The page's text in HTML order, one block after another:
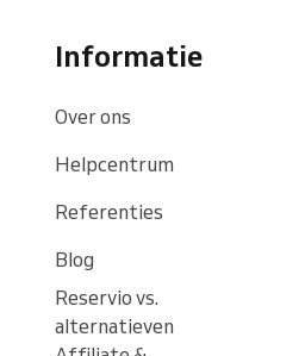
Informatie
Over ons
Helpcentrum
Referenties
Blog
Reservio vs.
alternatieven